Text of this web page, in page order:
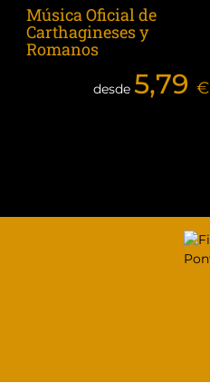
Música Oficial de
Carthagineses y
Romanos
desde5,79€